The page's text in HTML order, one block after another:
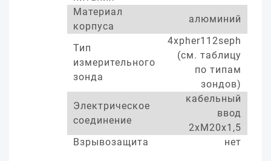
Материал
корпуса
алюминий
Тип
измерительного
зонда
4xpher112seph
(см. таблицу
по типам
зондов)
Электрическое
соединение
кабельный
ввод
2хМ20х1,5
Взрывозащита
нет